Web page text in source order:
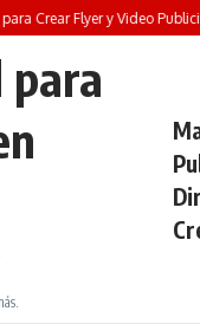
Crear Flyer y Video
para